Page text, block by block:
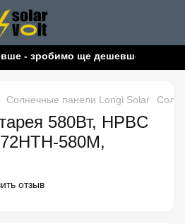
- зробимо ще дешевше!
Солнечные панели Longi Solar
580Вт, HPBC
580M,
отзыв